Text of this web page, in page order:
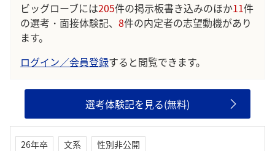
ビッグローブには205件の掲示板書き込みのほか11件
の選考・面接体験記、 8件の内定者の志望動機があり
ます。
ログイン／会員登録すると閲覧できます。
選考体験記を見る(無料)
26年卒 文系
性別非公開